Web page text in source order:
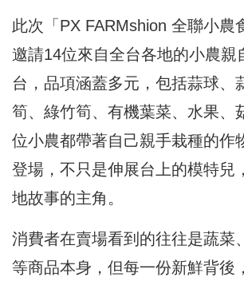
此次「PX FARMshion 全聯小農
邀請14位來自全台各地的小農親
台，品項涵蓋多元，包括蒜球、
筍、綠竹筍、有機葉菜、水果、
位小農都帶著自己親手栽種的作
登場，不只是伸展台上的模特兒
地故事的主角。
消費者在賣場看到的往往是蔬菜
等商品本身，但每一份新鮮背後